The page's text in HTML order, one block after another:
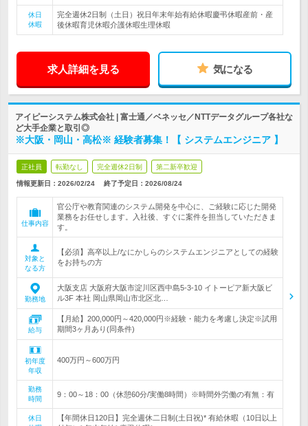
休日
休暇
完全週休2日制（土日）祝日年末年始有給休暇慶弔休暇産前・産
後休暇育児休暇介護休暇生理休暇
求人詳細を見る 気になる
アイピーシステム株式会社 | 富士通／ベネッセ／NTTデータグループ各社な
ど大手企業と取引◎
※大阪・岡山・高松※ 経験者募集！【 システムエンジニア 】
正社員 転勤なし 完全週休2日制 第二新卒歓迎
情報更新日：2026/02/24 終了予定日： 2026/08/24
仕事内容
官公庁や教育関連のシステム開発を中心に、ご経験に応じた開発
業務をお任せします。入社後、すぐに案件を担当していただきま
す。
対象と
なる方
【必須】高卒以上/なにかしらのシステムエンジニアとしての経験
をお持ちの方
勤務地
大阪支店 大阪府大阪市淀川区西中島5-3-10 イトーピア新大阪ビ
ル3F 本社 岡山県岡山市北区北…
給与
【月給】200,000円～420,000円※経験・能力を考慮し決定※試用
期間3ヶ月あり(同条件)
初年度
年収
400万円～600万円
勤務
時間
9：00～18：00（休憩60分/実働8時間）※時間外労働の有無：有
休日
【年間休日120日】完全週休二日制(土日祝)* 有給休暇（10日以上